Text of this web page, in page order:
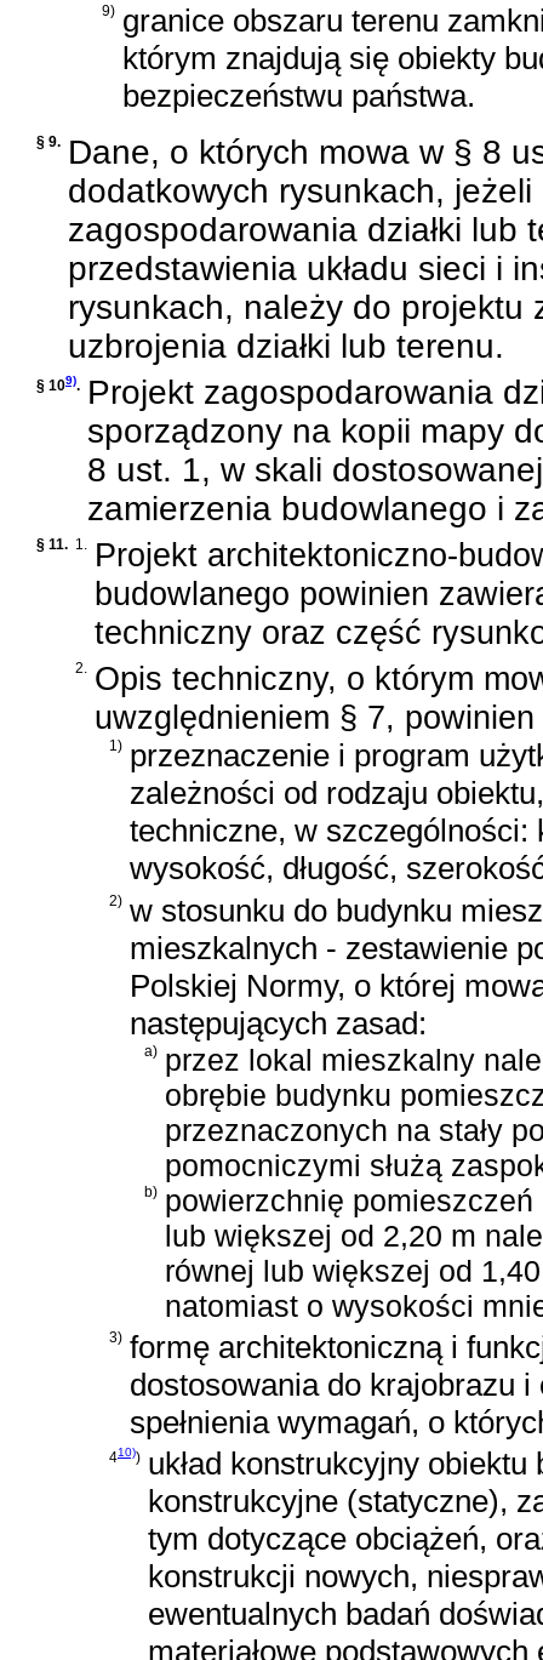
9) granice obszaru terenu
którym znajdują się obiekty
bezpieczeństwu państwa.
§ 9. Dane, o których mowa w § 8
dodatkowych rysunkach,
zagospodarowania działki lub
przedstawienia układu sieci i
rysunkach, należy do projektu
uzbrojenia działki lub terenu.
§ 109). Projekt zagospodarowania
sporządzony na kopii mapy
8 ust. 1, w skali
zamierzenia budowlanego i
§ 11. 1. Projekt architektoniczno-
budowlanego powinien
techniczny oraz część
2. Opis techniczny, o którym
uwzględnieniem § 7,
1) przeznaczenie i program
zależności od rodzaju
techniczne, w
wysokość, długość,
2) w stosunku do budynku
mieszkalnych - zestawienie
Polskiej Normy, o której
następujących zasad:
a) przez lokal mieszkalny
obrębie budynku
przeznaczonych na stały
pomocniczymi służą
b) powierzchnię
lub większej od 2,20 m
równej lub większej od
natomiast o wysokości
3) formę architektoniczną i
dostosowania do krajobrazu
spełnienia wymagań, o
410)) układ konstrukcyjny
konstrukcyjne (statyczne),
tym dotyczące obciążeń,
konstrukcji nowych,
ewentualnych badań
materiałowe